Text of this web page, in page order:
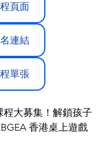
頁面
連結
單張
程大募集！解鎖孩子
香港桌上遊戲